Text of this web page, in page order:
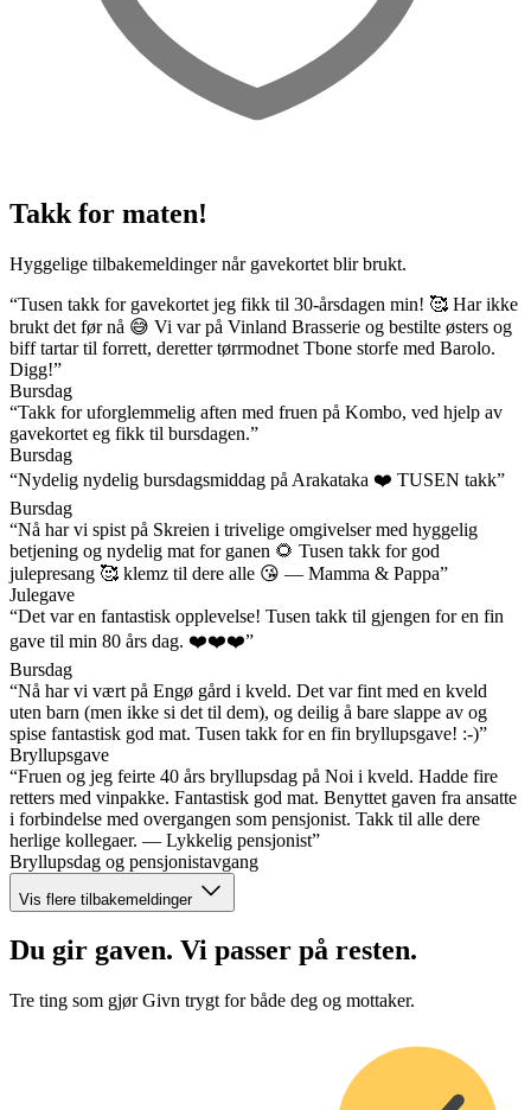
Takk for maten!
Hyggelige tilbakemeldinger når gavekortet blir brukt.
“Tusen takk for gavekortet jeg fikk til 30-årsdagen min! 🥰 Har ikke
brukt det før nå 😅 Vi var på Vinland Brasserie og bestilte østers og
biff tartar til forrett, deretter tørrmodnet Tbone storfe med Barolo.
Digg!”
Bursdag
“Takk for uforglemmelig aften med fruen på Kombo, ved hjelp av
gavekortet eg fikk til bursdagen.”
Bursdag
“Nydelig nydelig bursdagsmiddag på Arakataka ❤️ TUSEN takk”
Bursdag
“Nå har vi spist på Skreien i trivelige omgivelser med hyggelig
betjening og nydelig mat for ganen 🌻 Tusen takk for god
julepresang 🥰 klemz til dere alle 😘 — Mamma & Pappa”
Julegave
“Det var en fantastisk opplevelse! Tusen takk til gjengen for en fin
gave til min 80 års dag. ❤️❤️❤️”
Bursdag
“Nå har vi vært på Engø gård i kveld. Det var fint med en kveld
uten barn (men ikke si det til dem), og deilig å bare slappe av og
spise fantastisk god mat. Tusen takk for en fin bryllupsgave! :-)”
Bryllupsgave
“Fruen og jeg feirte 40 års bryllupsdag på Noi i kveld. Hadde fire
retters med vinpakke. Fantastisk god mat. Benyttet gaven fra ansatte
i forbindelse med overgangen som pensjonist. Takk til alle dere
herlige kollegaer. — Lykkelig pensjonist”
Bryllupsdag og pensjonistavgang
Vis flere tilbakemeldinger
Du gir gaven. Vi passer på resten.
Tre ting som gjør Givn trygt for både deg og mottaker.